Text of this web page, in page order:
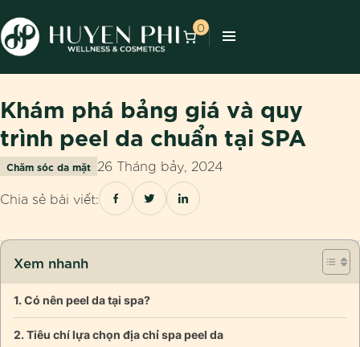
0
Khám phá bảng giá và quy
trình peel da chuẩn tại SPA
Chăm sóc da mặt 26 Tháng bảy, 2024
Chia sẻ bài viết:
Xem nhanh
Có nên peel da tại spa?
Tiêu chí lựa chọn địa chỉ spa peel da